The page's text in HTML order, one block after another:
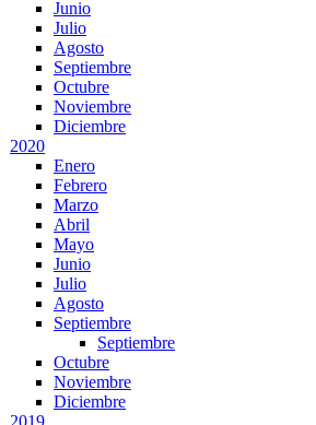
Junio
Julio
Agosto
Septiembre
Octubre
Noviembre
Diciembre
2020
Enero
Febrero
Marzo
Abril
Mayo
Junio
Julio
Agosto
Septiembre
Septiembre
Octubre
Noviembre
Diciembre
2019